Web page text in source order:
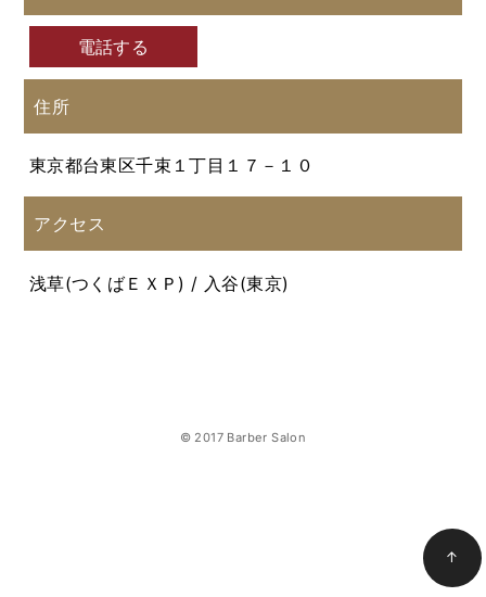
電話する
住所
東京都台東区千束１丁目１７－１０
アクセス
浅草(つくばＥＸＰ) / 入谷(東京)
© 2017 Barber Salon
↑